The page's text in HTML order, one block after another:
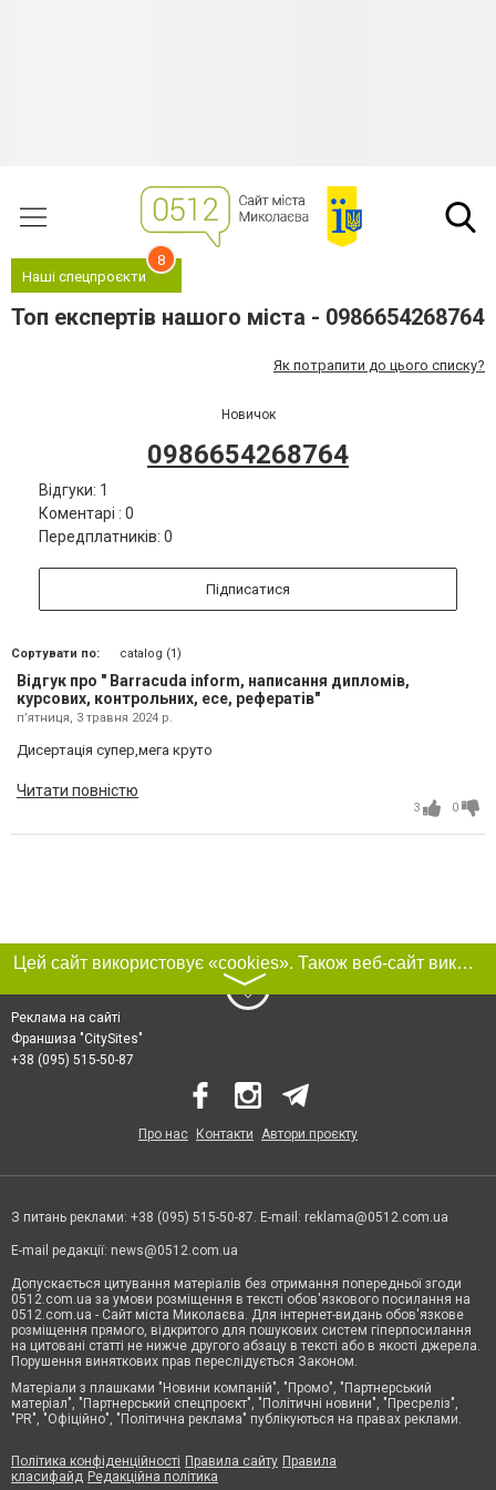
Наші спецпроєкти
8
Топ експертів нашого міста - 0986654268764
Як потрапити до цього списку?
Новичок
0986654268764
Відгуки: 1
Коментарі : 0
Передплатників: 0
Підписатися
Сортувати по: catalog (1)
Відгук про " Barracuda inform, написання дипломів,
курсових, контрольних, есе, рефератів"
пʼятниця, 3 травня 2024 р.
Дисертація супер,мега круто
Читати повністю
3 0
Цей сайт використовує «cookies». Також веб-сайт використовує інтернет-сервіс для збору технічних даних стосовно відвідувачів з метою отримання маркетингової та статистичної інформації. Умови обробки даних відвідувачів сайту див.
〉
Реклама на сайті
Франшиза "CitySites"
+38 (095) 515-50-87
Про нас Контакти Автори проєкту
З питань реклами: +38 (095) 515-50-87. E-mail: reklama@0512.com.ua
E-mail редакції: news@0512.com.ua
Допускається цитування матеріалів без отримання попередньої згоди
0512.com.ua за умови розміщення в тексті обов'язкового посилання на
0512.com.ua - Сайт міста Миколаєва. Для інтернет-видань обов'язкове
розміщення прямого, відкритого для пошукових систем гіперпосилання
на цитовані статті не нижче другого абзацу в тексті або в якості джерела.
Порушення виняткових прав переслідується Законом.
Матеріали з плашками "Новини компаній", "Промо", "Партнерський
матеріал", "Партнерський спецпроєкт", "Політичні новини", "Пресреліз",
"PR", "Офіційно", "Політична реклама" публікуються на правах реклами.
Політика конфіденційності Правила сайту Правила
класифайд Редакційна політика